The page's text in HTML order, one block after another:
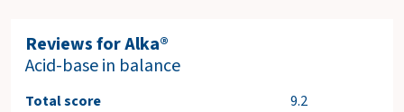
Reviews for Alka®
Acid-base in balance
Total score
9.2